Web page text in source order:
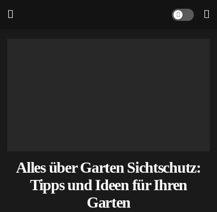
Alles über Garten Sichtschutz:
Tipps und Ideen für Ihren
Garten